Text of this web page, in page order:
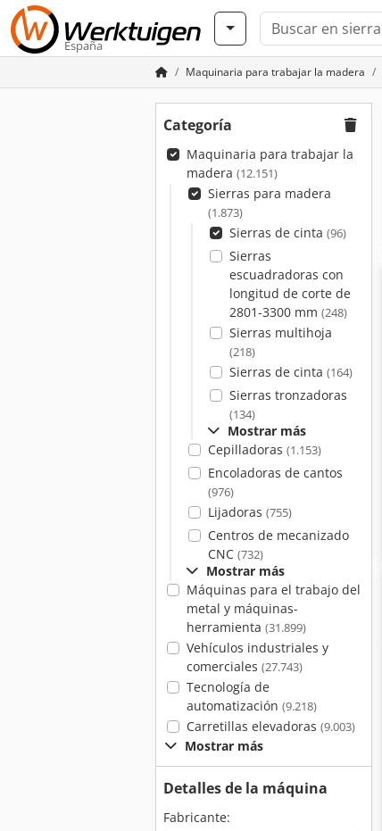
España
Maquinaria para trabajar la madera
Categoría
Maquinaria para trabajar la
madera (12.151)
Sierras para madera
(1.873)
Sierras de cinta (96)
Sierras
escuadradoras con
longitud de corte de
2801-3300 mm (248)
Sierras multihoja
(218)
Sierras de cinta (164)
Sierras tronzadoras
(134)
Mostrar más
Cepilladoras (1.153)
Encoladoras de cantos
(976)
Lijadoras (755)
Centros de mecanizado
CNC (732)
Mostrar más
Máquinas para el trabajo del
metal y máquinas-
herramienta (31.899)
Vehículos industriales y
comerciales (27.743)
Tecnología de
automatización (9.218)
Carretillas elevadoras (9.003)
Mostrar más
Detalles de la máquina
Fabricante: